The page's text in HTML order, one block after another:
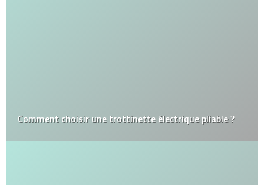
Comment choisir une trottinette électrique pliable ?